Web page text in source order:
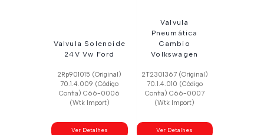
Valvula Solenoide
24V Vw Ford
2Rp901015 (Original)
70.1.4.009 (Código
Confia) C66-0006
(Wtk Import)
Ver Detalhes
Valvula
Pneumática
Cambio
Volkswagen
2T2301367 (Original)
70.1.4.010 (Código
Confia) C66-0007
(Wtk Import)
Ver Detalhes